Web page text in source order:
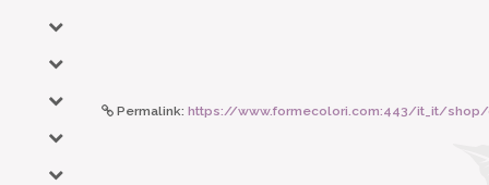
Permalink: https://www.formecolori.com:443/it_it/shop/